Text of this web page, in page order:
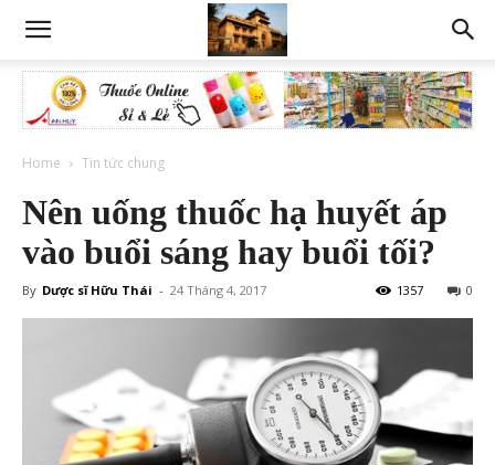
Home Tin tức chung
Nên uống thuốc hạ huyết áp
vào buổi sáng hay buổi tối?
By Dược sĩ Hữu Thái - 24 Tháng 4, 2017 0
1357